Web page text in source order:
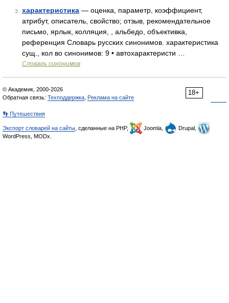
3 характеристика — оценка, параметр, коэффициент,
атрибут, описатель, свойство; отзыв, рекомендательное
письмо, ярлык, колляция, , альбедо, объективка,
референция Словарь русских синонимов. характеристика
сущ., кол во синонимов: 9 • автохарактеристи …
Словарь синонимов
18+
© Академик, 2000-2026
Обратная связь: Техподдержка Реклама на сайте
👣 Путешествия
Экспорт словарей на сайты , сделанные на PHP, Joomla,
Drupal,
WordPress, MODx.